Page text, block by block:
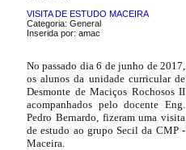
VISITA DE ESTUDO MACEIRA
Categoria: General
Inserida por: amac
No passado dia 6 de junho de 2017,
os alunos da unidade curricular de
Desmonte de Maciços Rochosos II
acompanhados pelo docente Eng.
Pedro Bernardo, fizeram uma visita
de estudo ao grupo Secil da CMP -
Maceira.